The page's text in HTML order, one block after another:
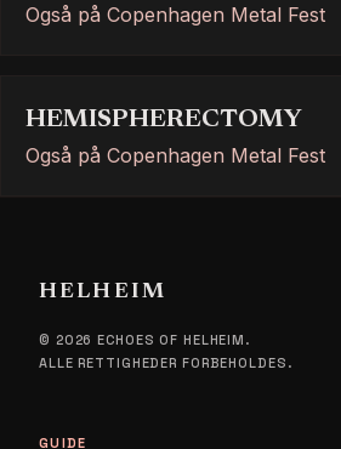
Også på Copenhagen Metal Fest
HEMISPHERECTOMY
Også på Copenhagen Metal Fest
HELHEIM
© 2026 ECHOES OF HELHEIM.
ALLE RETTIGHEDER FORBEHOLDES.
GUIDE